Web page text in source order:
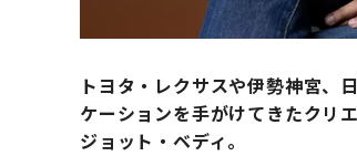
トヨタ・レクサスや伊勢神宮、
ケーションを手がけてきたクリ
ジョット・ベディ。